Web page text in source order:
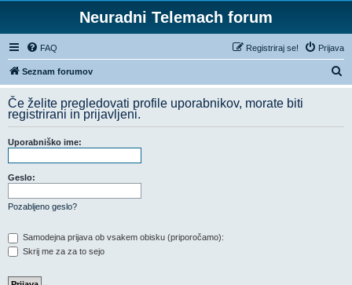
Neuradni Telemach forum
FAQ Prijava
Registriraj se!
Seznam forumov
s
a
Če želite pregledovati profile uporabnikov, morate biti
registrirani in prijavljeni.
Uporabniško ime:
Geslo:
Pozabljeno geslo?
Samodejna prijava ob vsakem obisku (priporočamo):
Skrij me za za to sejo